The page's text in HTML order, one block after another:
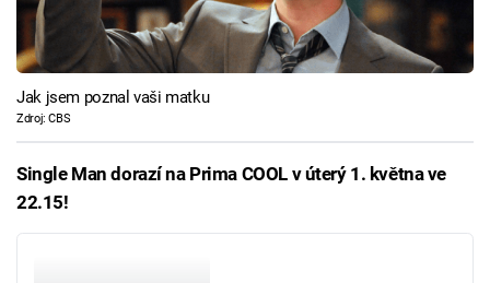
Jak jsem poznal vaši matku
Zdroj: CBS
Single Man dorazí na Prima COOL v úterý 1. května ve
22.15!